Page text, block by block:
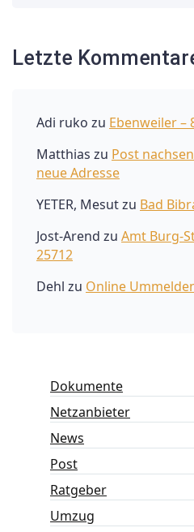
Letzte
Adi ruko zu Ebenweiler –
Matthias zu Post
neue Adresse
YETER, Mesutzu Bad
Jost-Arend zu Amt Burg-
25712
Dehl zu Online
Dokumente
Netzanbieter
News
Post
Ratgeber
Umzug